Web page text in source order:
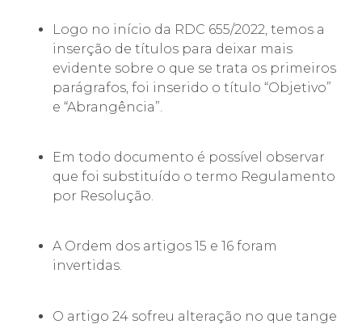
Logo no início da RDC 655/2022, temos a
inserção de títulos para deixar mais
evidente sobre o que se trata os primeiros
parágrafos, foi inserido o título “Objetivo”
e “Abrangência”.
Em todo documento é possível observar
que foi substituído o termo Regulamento
por Resolução.
A Ordem dos artigos 15 e 16 foram
invertidas.
O artigo 24 sofreu alteração no que tange